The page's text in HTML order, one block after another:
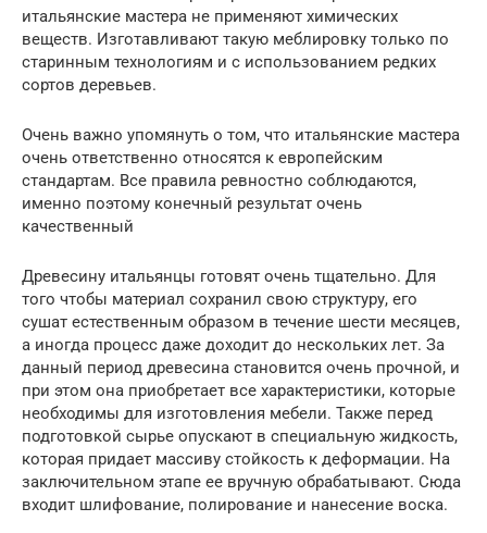
итальянские мастера не применяют химических
веществ. Изготавливают такую меблировку только по
старинным технологиям и с использованием редких
сортов деревьев.
Очень важно упомянуть о том, что итальянские мастера
очень ответственно относятся к европейским
стандартам. Все правила ревностно соблюдаются,
именно поэтому конечный результат очень
качественный
Древесину итальянцы готовят очень тщательно. Для
того чтобы материал сохранил свою структуру, его
сушат естественным образом в течение шести месяцев,
а иногда процесс даже доходит до нескольких лет. За
данный период древесина становится очень прочной, и
при этом она приобретает все характеристики, которые
необходимы для изготовления мебели. Также перед
подготовкой сырье опускают в специальную жидкость,
которая придает массиву стойкость к деформации. На
заключительном этапе ее вручную обрабатывают. Сюда
входит шлифование, полирование и нанесение воска.